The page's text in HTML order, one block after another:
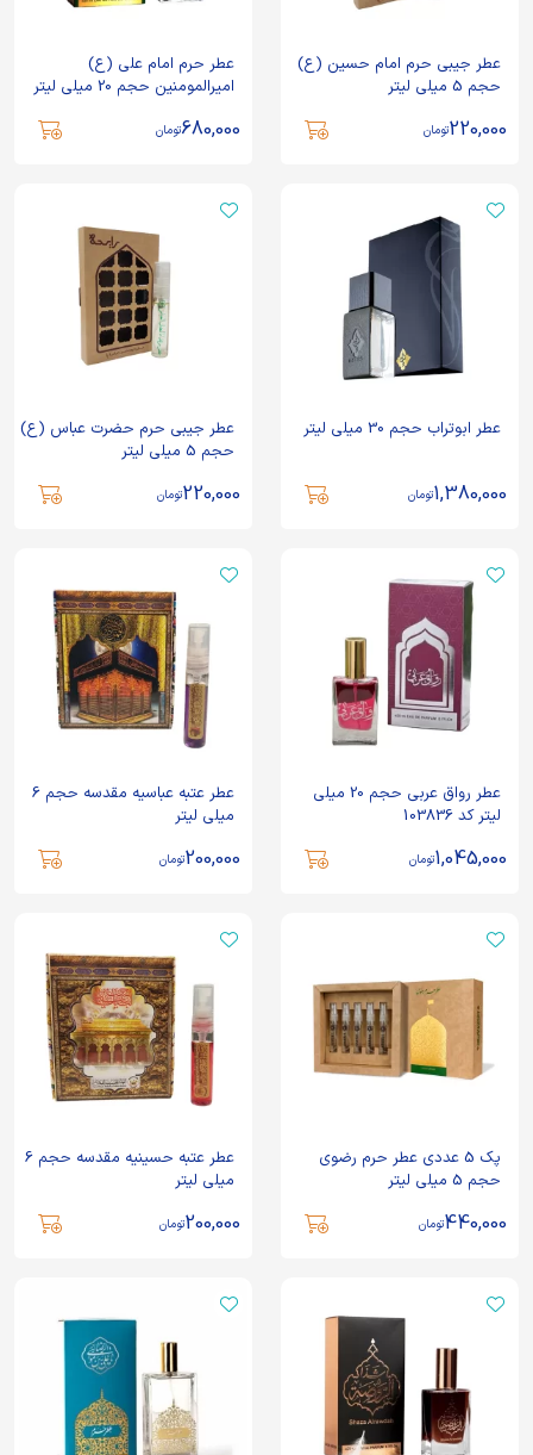
عطر جیبی حرم امام حسین (ع)
حجم 5 میلی لیتر
220,000تومان
عطر حرم امام علی (ع)
امیرالمومنین حجم 20 میلی لیتر
680,000تومان
عطر ابوتراب حجم 30 میلی لیتر
1,380,000تومان
عطر جیبی حرم حضرت عباس (ع)
حجم 5 میلی لیتر
220,000تومان
عطر رواق عربی حجم 20 میلی
لیتر کد 103836
1,045,000تومان
عطر عتبه عباسیه مقدسه حجم 6
میلی لیتر
200,000تومان
پک 5 عددی عطر حرم رضوی
حجم 5 میلی لیتر
440,000تومان
عطر عتبه حسینیه مقدسه حجم 6
میلی لیتر
200,000تومان